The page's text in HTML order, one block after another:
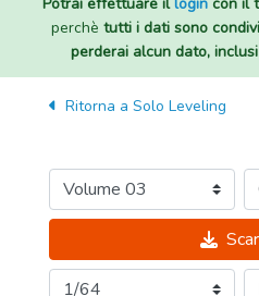
perchè tutti i dati sono
perderai alcun dato,
Ritorna a Solo Leveling